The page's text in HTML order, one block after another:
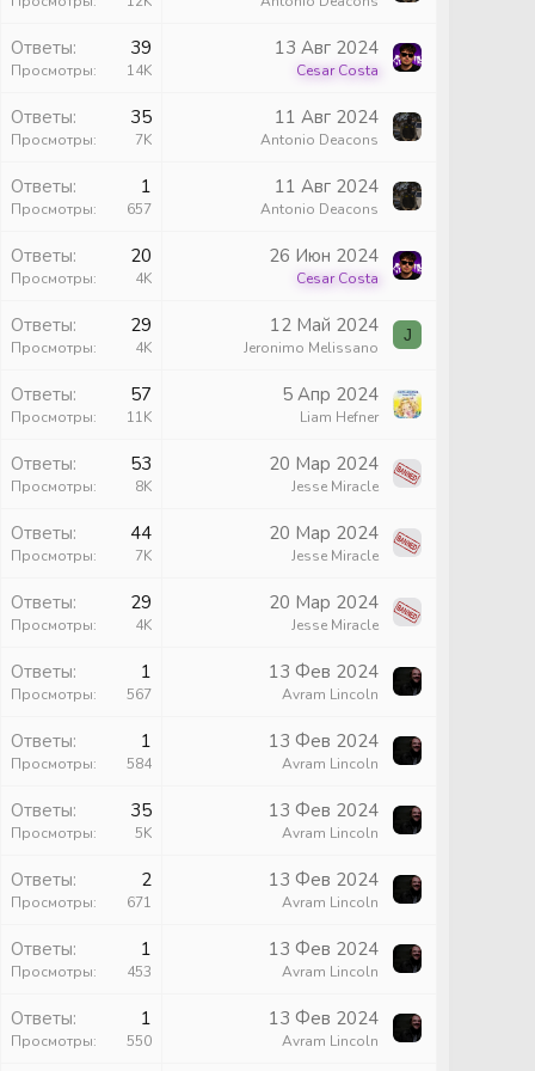
Ответы 39
Просмотры 14K
13 Авг 2024
Cesar Costa
Ответы 35
Просмотры 7K
11 Авг 2024
Antonio Deacons
Ответы 1
Просмотры 657
11 Авг 2024
Antonio Deacons
Ответы 20
Просмотры 4K
26 Июн 2024
Cesar Costa
Ответы 29
Просмотры 4K
12 Май 2024
Jeronimo Melissano
J
Ответы 57
Просмотры 11K
5 Апр 2024
Liam Hefner
Ответы 53
Просмотры 8K
20 Мар 2024
Jesse Miracle
Ответы 44
Просмотры 7K
20 Мар 2024
Jesse Miracle
Ответы 29
Просмотры 4K
20 Мар 2024
Jesse Miracle
Ответы 1
Просмотры 567
13 Фев 2024
Avram Lincoln
Ответы 1
Просмотры 584
13 Фев 2024
Avram Lincoln
Ответы 35
Просмотры 5K
13 Фев 2024
Avram Lincoln
Ответы 2
Просмотры 671
13 Фев 2024
Avram Lincoln
Ответы 1
Просмотры 453
13 Фев 2024
Avram Lincoln
Ответы 1
Просмотры 550
13 Фев 2024
Avram Lincoln